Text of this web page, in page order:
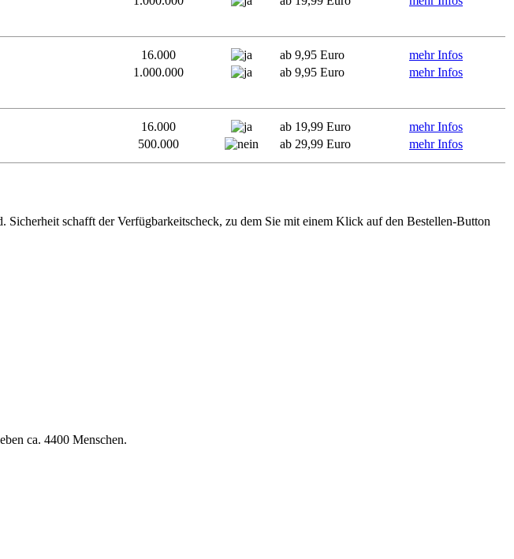
16.000 ab 9,95 Euro
mehr Infos
1.000.000 ab 9,95 Euro
mehr Infos
16.000 ab 19,99 Euro
mehr Infos
500.000 ab 29,99 Euro mehr Infos
schafft der Verfügbarkeitscheck, zu dem Sie mit einem Klick auf den Bestellen-Button
ca. 4400 Menschen.